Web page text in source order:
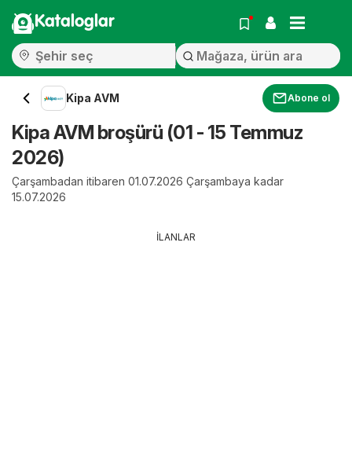
Kataloglar
Kipa AVM Abone ol
Kipa AVM broşürü (01 - 15 Temmuz
2026)
Çarşambadan itibaren 01.07.2026 Çarşambaya kadar
15.07.2026
İLANLAR